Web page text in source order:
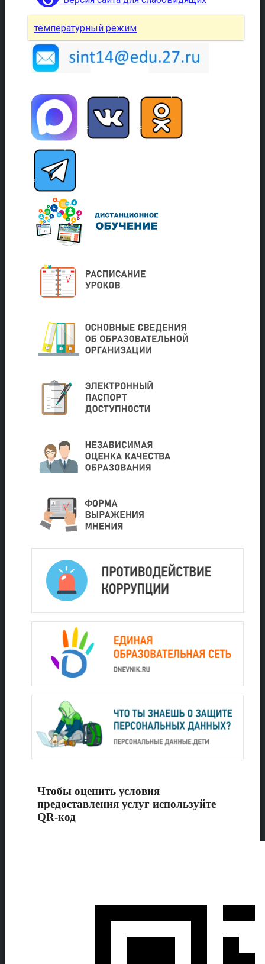
температурный режим
Чтобы оценить условия
предоставления услуг используйте
QR-код